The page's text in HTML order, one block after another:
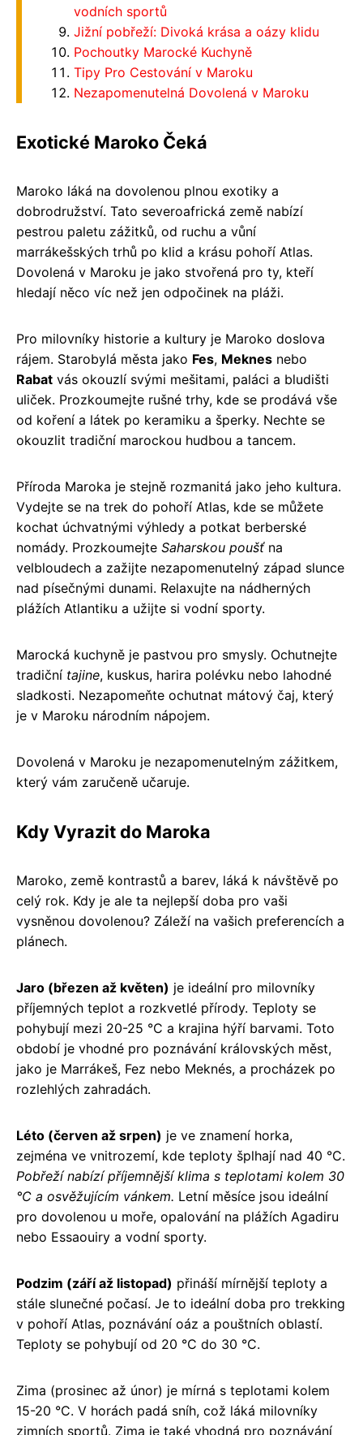
vodních sportů
Jižní pobřeží: Divoká krása a oázy klidu
Pochoutky Marocké Kuchyně
Tipy Pro Cestování v Maroku
Nezapomenutelná Dovolená v Maroku
Exotické Maroko Čeká
Maroko láká na dovolenou plnou exotiky a
dobrodružství. Tato severoafrická země nabízí
pestrou paletu zážitků, od ruchu a vůní
marrákešských trhů po klid a krásu pohoří Atlas.
Dovolená v Maroku je jako stvořená pro ty, kteří
hledají něco víc než jen odpočinek na pláži.
Pro milovníky historie a kultury je Maroko doslova
rájem. Starobylá města jako Fes, Meknes nebo
Rabat vás okouzlí svými mešitami, paláci a bludišti
uliček. Prozkoumejte rušné trhy, kde se prodává vše
od koření a látek po keramiku a šperky. Nechte se
okouzlit tradiční marockou hudbou a tancem.
Příroda Maroka je stejně rozmanitá jako jeho kultura.
Vydejte se na trek do pohoří Atlas, kde se můžete
kochat úchvatnými výhledy a potkat berberské
nomády. Prozkoumejte Saharskou poušťna
velbloudech a zažijte nezapomenutelný západ slunce
nad písečnými dunami. Relaxujte na nádherných
plážích Atlantiku a užijte si vodní sporty.
Marocká kuchyně je pastvou pro smysly. Ochutnejte
tradiční tajine, kuskus, harira polévku nebo lahodné
sladkosti. Nezapomeňte ochutnat mátový čaj, který
je v Maroku národním nápojem.
Dovolená v Maroku je nezapomenutelným zážitkem,
který vám zaručeně učaruje.
Kdy Vyrazit do Maroka
Maroko, země kontrastů a barev, láká k návštěvě po
celý rok. Kdy je ale ta nejlepší doba pro vaši
vysněnou dovolenou? Záleží na vašich preferencích a
plánech.
Jaro (březen až květen) je ideální pro milovníky
příjemných teplot a rozkvetlé přírody. Teploty se
pohybují mezi 20-25 °C a krajina hýří barvami. Toto
období je vhodné pro poznávání královských měst,
jako je Marrákeš, Fez nebo Meknés, a procházek po
rozlehlých zahradách.
Léto (červen až srpen) je ve znamení horka,
zejména ve vnitrozemí, kde teploty šplhají nad 40 °C.
Pobřeží nabízí příjemnější klima s teplotami kolem 30
°C a osvěžujícím vánkem. Letní měsíce jsou ideální
pro dovolenou u moře, opalování na plážích Agadiru
nebo Essaouiry a vodní sporty.
Podzim (září až listopad) přináší mírnější teploty a
stále slunečné počasí. Je to ideální doba pro trekking
v pohoří Atlas, poznávání oáz a pouštních oblastí.
Teploty se pohybují od 20 °C do 30 °C.
Zima (prosinec až únor) je mírná s teplotami kolem
15-20 °C. V horách padá sníh, což láká milovníky
zimních sportů. Zima je také vhodná pro poznávání